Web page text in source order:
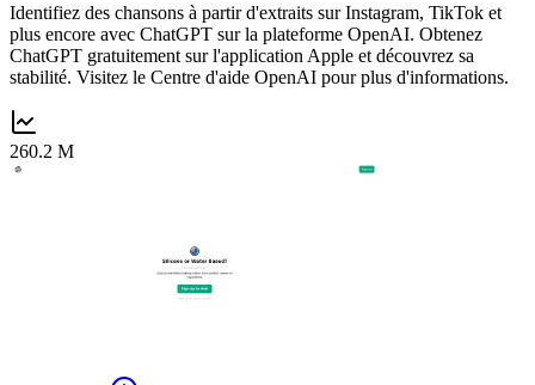
Identifiez des chansons à partir d'extraits sur Instagram, TikTok et
plus encore avec ChatGPT sur la plateforme OpenAI. Obtenez
ChatGPT gratuitement sur l'application Apple et découvrez sa
stabilité. Visitez le Centre d'aide OpenAI pour plus d'informations.
260.2 M